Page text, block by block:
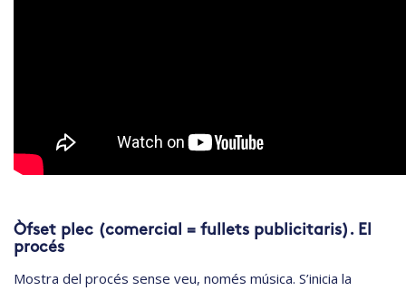
Òfset plec (comercial = fullets publicitaris). El
procés
Mostra del procés sense veu, només música. S’inicia la